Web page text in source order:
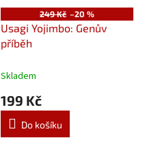
249 Kč –20 %
Usagi Yojimbo: Genův
příběh
Skladem
199 Kč
Do košíku